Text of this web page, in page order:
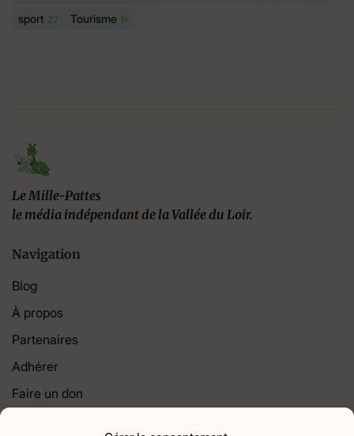
sport 27 Tourisme 19
Le Mille-Pattes
le média indépendant de la Vallée du Loir.
Navigation
Blog
À propos
Partenaires
Adhérer
Faire un don